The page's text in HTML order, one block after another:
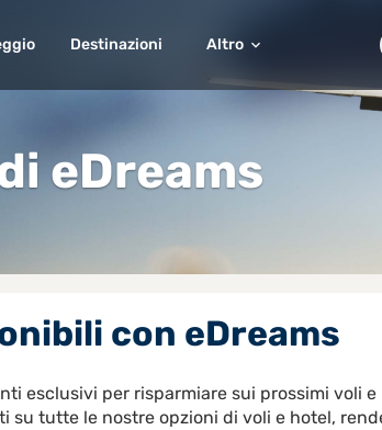
Destinazioni Altro
eDreams
con eDreams
esclusivi per risparmiare sui prossimi voli
su tutte le nostre opzioni di voli e hotel,